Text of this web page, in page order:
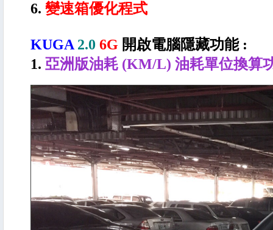
6. 變速箱優化程式
KUGA 2.0 6G 開啟電腦隱藏功能 :
1. 亞洲版油耗 (KM/L) 油耗單位換算